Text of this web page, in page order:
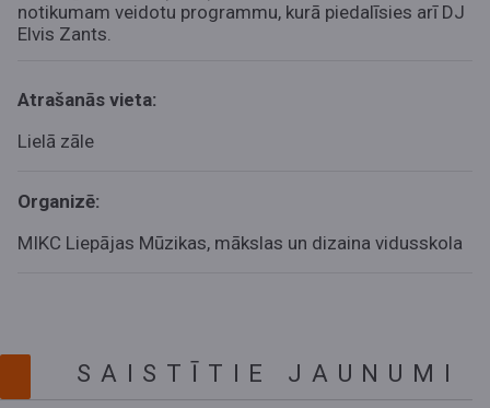
notikumam veidotu programmu, kurā piedalīsies arī DJ
Elvis Zants.
Atrašanās vieta:
Lielā zāle
Organizē:
MIKC Liepājas Mūzikas, mākslas un dizaina vidusskola
SAISTĪTIE JAUNUMI